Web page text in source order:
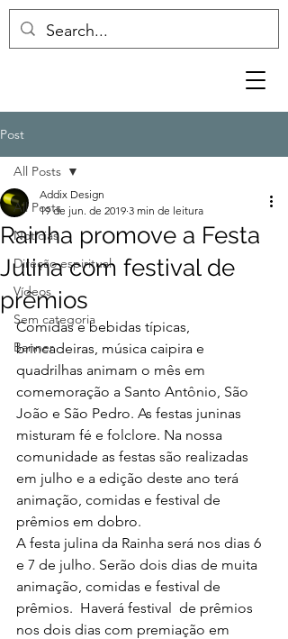
Post
All Posts
Notícias
Direção espiritual
Vídeos
Sem categoria
Banner
All Posts
Rainha promove a Festa
Julina com festival de
prêmios
Addix Design
19 de jun. de 2019 3 min de leitura
Comidas e bebidas típicas,
brincadeiras, música caipira e
quadrilhas animam o mês em
comemoração a Santo Antônio, São
João e São Pedro. As festas juninas
misturam fé e folclore. Na nossa
comunidade as festas são realizadas
em julho e a edição deste ano terá
animação, comidas e festival de
prêmios em dobro.
A festa julina da Rainha será nos dias 6
e 7 de julho. Serão dois dias de muita
animação, comidas e festival de
prêmios.  Haverá festival  de prêmios
nos dois dias com premiação em